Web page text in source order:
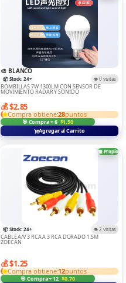
🎨 BLANCO
📦 Stock: 24+ 👁️ 0 visitas
BOMBILLAS 7W 1300LM CON SENSOR DE
MOVIMIENTO RADAR Y SONIDO
💰 $2.85
Compra obtiene:28puntos
🎯 Compra + 6 $1.50
Agregar al Carrito
🏪 Propio
📦 Stock: 24+ 👁️ 2 visitas
CABLE A/V 3 RCA A 3 RCA DORADO 1.5M
ZOECAN
💰 $1.25
Compra obtiene:12puntos
🎯 Compra + 12 $0.70